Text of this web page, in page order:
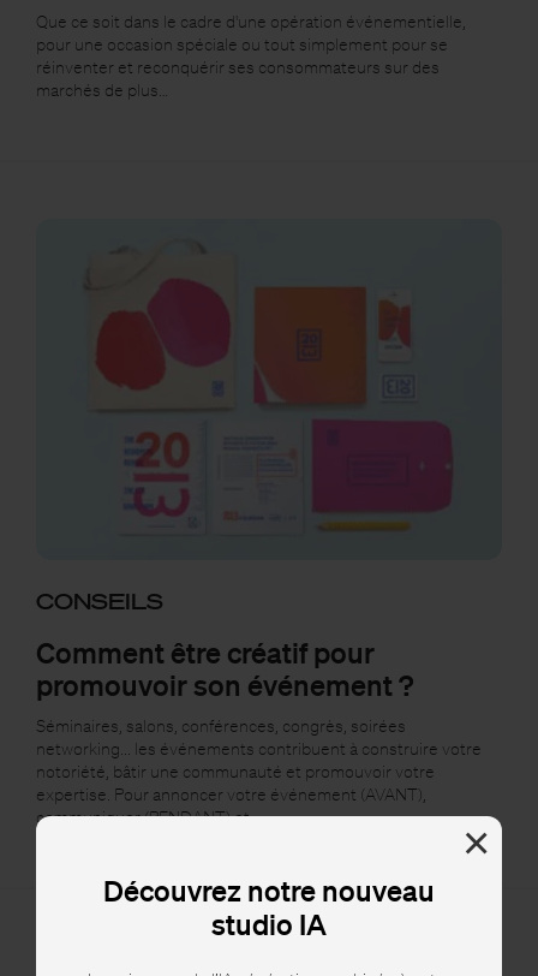
Découvrez notre nouveau
studio IA
×
Que ce soit dans le cadre d'une opération événementielle,
pour une occasion spéciale ou tout simplement pour se
réinventer et reconquérir ses consommateurs sur des
marchés de plus…
CONSEILS
Comment être créatif pour
promouvoir son événement ?
Séminaires, salons, conférences, congrès, soirées
networking... les événements contribuent à construire votre
notoriété, bâtir une communauté et promouvoir votre
expertise. Pour annoncer votre événement (AVANT),
communiquer (PENDANT) et…